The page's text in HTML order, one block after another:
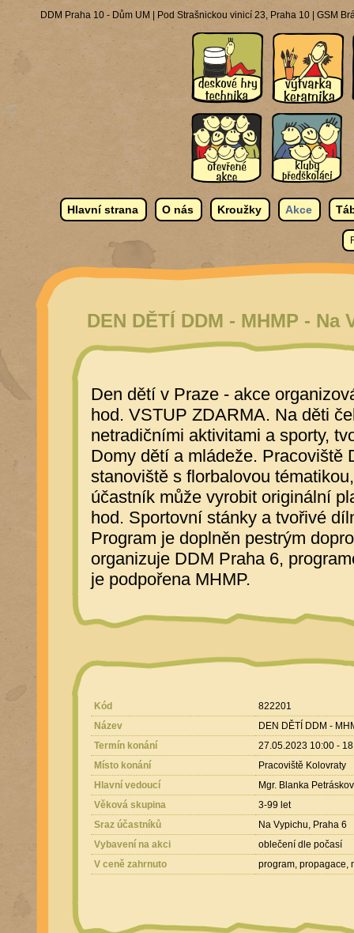
DDM Praha 10 - Dům UM | Pod Strašnickou vinicí 23, Praha 10 | GSM
Hlavní strana O nás Kroužky Akce
DEN DĚTÍ DDM - MHMP - Na
Den dětí v Praze - akce
hod. VSTUP ZDARMA. Na děti
netradičními aktivitami a sporty,
Domy dětí a mládeže. Pracoviště
stanoviště s florbalovou
účastník může vyrobit originální
hod. Sportovní stánky a tvořivé
Program je doplněn pestrým
organizuje DDM Praha 6,
je podpořena MHMP.
Kód
822201
Název
DEN DĚTÍ DDM -
Termín konání
27.05.2023 10:00 -
Místo konání
Pracoviště Kolovraty
Hlavní vedoucí
Mgr. Blanka
Věková skupina
3-99 let
Sraz účastníků
Na Vypichu, Praha 6
Vybavení na akci
oblečení dle počasí
V ceně zahrnuto
program, propagace,